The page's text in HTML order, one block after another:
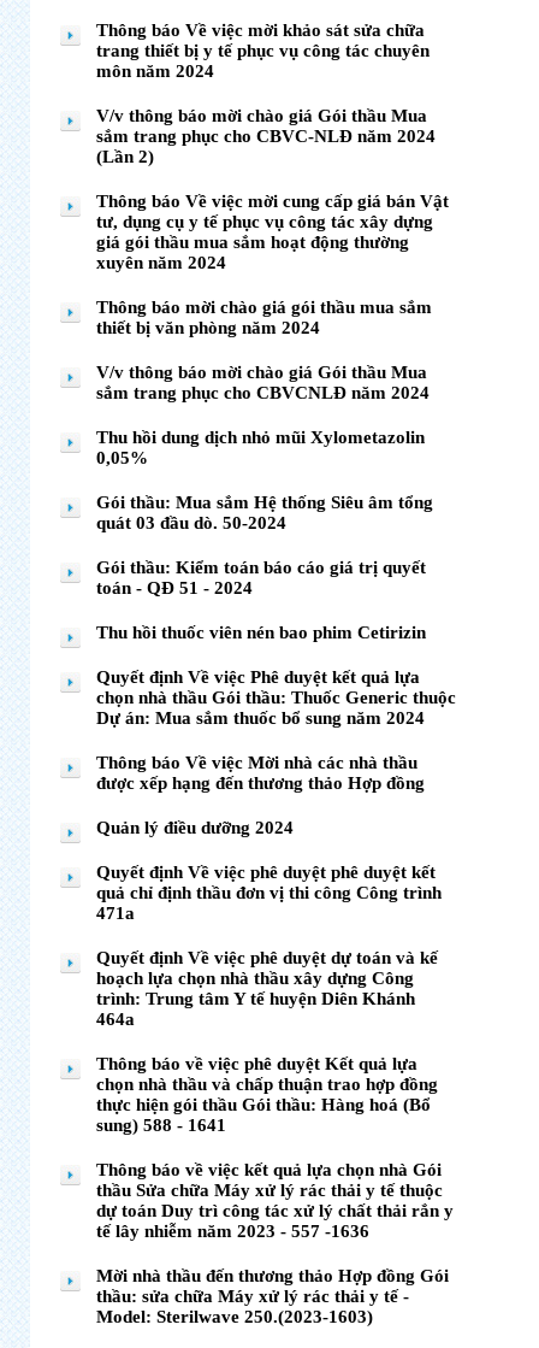
Thông báo Về việc mời khảo sát sửa chữa
trang thiết bị y tế phục vụ công tác chuyên
môn năm 2024
V/v thông báo mời chào giá Gói thầu Mua
sắm trang phục cho CBVC-NLĐ năm 2024
(Lần 2)
Thông báo Về việc mời cung cấp giá bán Vật
tư, dụng cụ y tế phục vụ công tác xây dựng
giá gói thầu mua sắm hoạt động thường
xuyên năm 2024
Thông báo mời chào giá gói thầu mua sắm
thiết bị văn phòng năm 2024
V/v thông báo mời chào giá Gói thầu Mua
sắm trang phục cho CBVCNLĐ năm 2024
Thu hồi dung dịch nhỏ mũi Xylometazolin
0,05%
Gói thầu: Mua sắm Hệ thống Siêu âm tổng
quát 03 đầu dò. 50-2024
Gói thầu: Kiểm toán báo cáo giá trị quyết
toán - QĐ 51 - 2024
Thu hồi thuốc viên nén bao phim Cetirizin
Quyết định Về việc Phê duyệt kết quả lựa
chọn nhà thầu Gói thầu: Thuốc Generic thuộc
Dự án: Mua sắm thuốc bổ sung năm 2024
Thông báo Về việc Mời nhà các nhà thầu
được xếp hạng đến thương thảo Hợp đồng
Quản lý điều dưỡng 2024
Quyết định Về việc phê duyệt phê duyệt kết
quả chỉ định thầu đơn vị thi công Công trình
471a
Quyết định Về việc phê duyệt dự toán và kế
hoạch lựa chọn nhà thầu xây dựng Công
trình: Trung tâm Y tế huyện Diên Khánh
464a
Thông báo về việc phê duyệt Kết quả lựa
chọn nhà thầu và chấp thuận trao hợp đồng
thực hiện gói thầu Gói thầu: Hàng hoá (Bổ
sung) 588 - 1641
Thông báo về việc kết quả lựa chọn nhà Gói
thầu Sửa chữa Máy xử lý rác thải y tế thuộc
dự toán Duy trì công tác xử lý chất thải rắn y
tế lây nhiễm năm 2023 - 557 -1636
Mời nhà thầu đến thương thảo Hợp đồng Gói
thầu: sửa chữa Máy xử lý rác thải y tế -
Model: Sterilwave 250.(2023-1603)